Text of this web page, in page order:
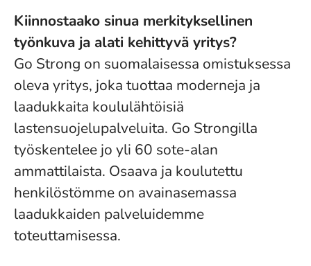
Kiinnostaako sinua merkityksellinen
työnkuva ja alati kehittyvä yritys?
Go Strong on suomalaisessa omistuksessa
oleva yritys, joka tuottaa moderneja ja
laadukkaita koululähtöisiä
lastensuojelupalveluita. Go Strongilla
työskentelee jo yli 60 sote-alan
ammattilaista. Osaava ja koulutettu
henkilöstömme on avainasemassa
laadukkaiden palveluidemme
toteuttamisessa.